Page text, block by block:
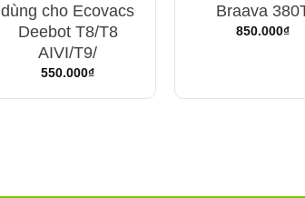
dùng cho Ecovacs
Deebot T8/T8
AIVI/T9/
550.000₫
Braava
850.000₫